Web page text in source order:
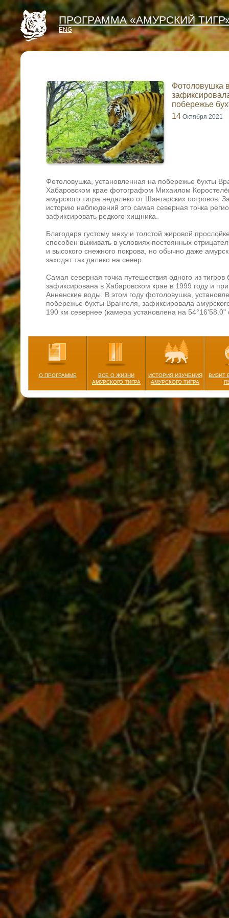
ПРОГРАММА «АМУРСКИЙ
ENG
Фотоловушка
побережье
14 Октября 2021
Фотоловушка, установленная на побережье бухты
Хабаровском крае фотографом Михаилом
амурского тигра недалеко от Шантарских островов.
историю наблюдений это самая северная точка
зафиксировать редкого хищника.
Благодаря густому меху и толстой жировой
способен выживать в условиях постоянных
и высокого снежного покрова, но обычно даже
заходят так далеко на север.
Самая северная точка путешествия одного из тигров
зафиксирована в Хабаровском крае в 1999 году и
Анненские воды. В этом году фотоловушка,
побережье бухты Врангеля, зафиксировала
190 км севернее (камера установлена на 54°16'58.0"
китами и живём в лагере на берегу. Вокруг тайга. И
последние три года ставлю фотоловушку, снимаю
бурых медведей, северных оленей, лис и других. В
ловушку ещё на месяц. Уезжая в конце сезона,
ловушку и привёз мне. Каково же было моё
просматривая улов, увидел на одном из кадров
Михаил Коростелёв, фотограф дикой природы,
многочисленных российских и международных
По словам специалистов, чаще всего пределы
молодые тигры и те самцы, которые по какой-то
собственный участок и не сумели потеснить соседей.
«О расселении либо о дальних заходах тигров
говорить только в зимнее время, когда есть
следы хищников на снегу. Наугад фотоловушки в тех
потенциально не может обитать тигр, мы не ставим,
столь дальнего захода самца тигра на север в
редкая удача фотографа. По внешнему виду зверь
справно, и можно говорить, что он успешно находит
Мы продолжим собирать информацию о самце и
её при проведении грядущего учёта тигра», –
директор центра «Амурский тигр» Сергей Арамилев.
Не исключено, что «странники» бывают не только у
тигры – более заметны) и что в это природа
Специалисты считают, что «странствование» диких
обеспечивает естественное расселение и
популяций. Однако скитальческая жизнь сопряжена
опасностями, поскольку для дальних перемещений
использует дороги, тропы, просеки, что может
человеком. В данном случае информация уже была
охотнадзор Хабаровского края, который и будет
безопасностью уникального северного тигра.
О ПРОГРАММЕ
ВСЕ О ЖИЗНИ
АМУРСКОГО ТИГРА
ИСТОРИЯ ИЗУЧЕНИЯ
АМУРСКОГО ТИГРА
ВИЗИТ